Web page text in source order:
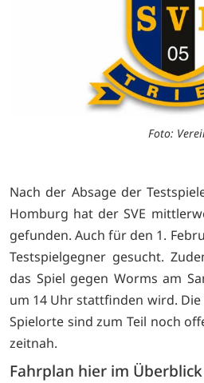
Foto:
Nach der Absage der
Homburg hat der SVE
gefunden. Auch für den 1.
Testspielgegner gesucht.
das Spiel gegen Worms am
um 14 Uhr stattfinden wird.
Spielorte sind zum Teil noch
zeitnah.
Fahrplan hier im Überblick